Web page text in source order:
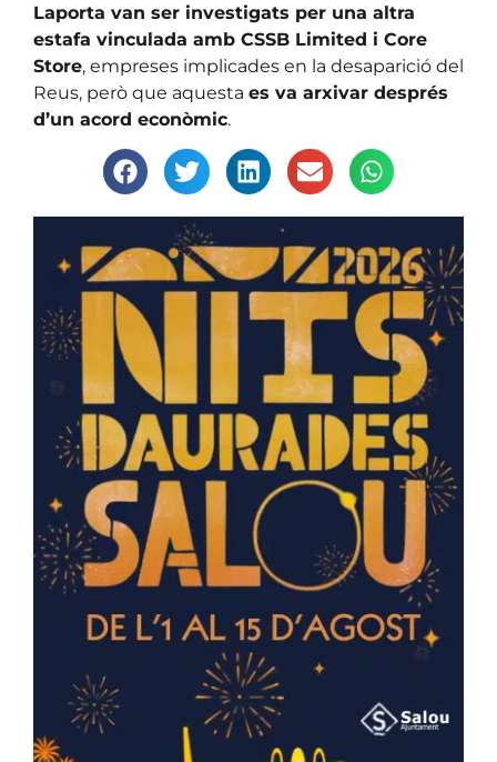
Laporta van ser investigats per una altra
estafa vinculada amb CSSB Limited i Core
Store, empreses implicades en la desaparició del
Reus, però que aquesta es va arxivar després
d’un acord econòmic.